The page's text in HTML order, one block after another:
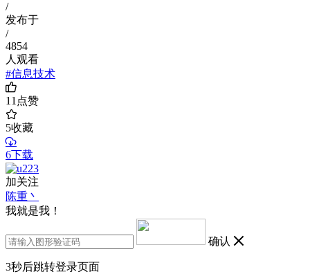
/
发布于
/
4854
人观看
#信息技术
11点赞
5收藏
6下载
加关注
陈重丶
我就是我！
确认
3秒后跳转登录页面